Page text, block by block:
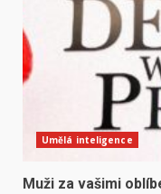
Umělá inteligence
Muži za vašimi